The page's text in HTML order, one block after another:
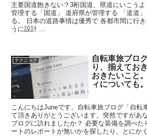
主要国道飽きない？3桁国道、県道にいこう
管理する「国道」 道府県が管理する 「道道
る。 日本の道路事情は優秀で 各都市間に行
うに設計 ...
テクニック
自転車旅ブロ
り、揃えてお
おきたいこと
ィについても。
こんにちはJuneです。自転車旅ブログ「自転
て頂きありがとうございます。突然ですがあ
ブログに訪れましたか？ 必要な装備を調べた
ートのレポートが無いかを探したり、とにか